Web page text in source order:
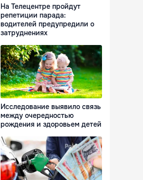
На Телецентре пройдут
репетиции парада:
водителей предупредили о
затруднениях
Исследование выявило связь
между очередностью
рождения и здоровьем детей